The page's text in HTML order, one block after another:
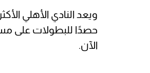
ويعد النادي الأهلي
الآن.